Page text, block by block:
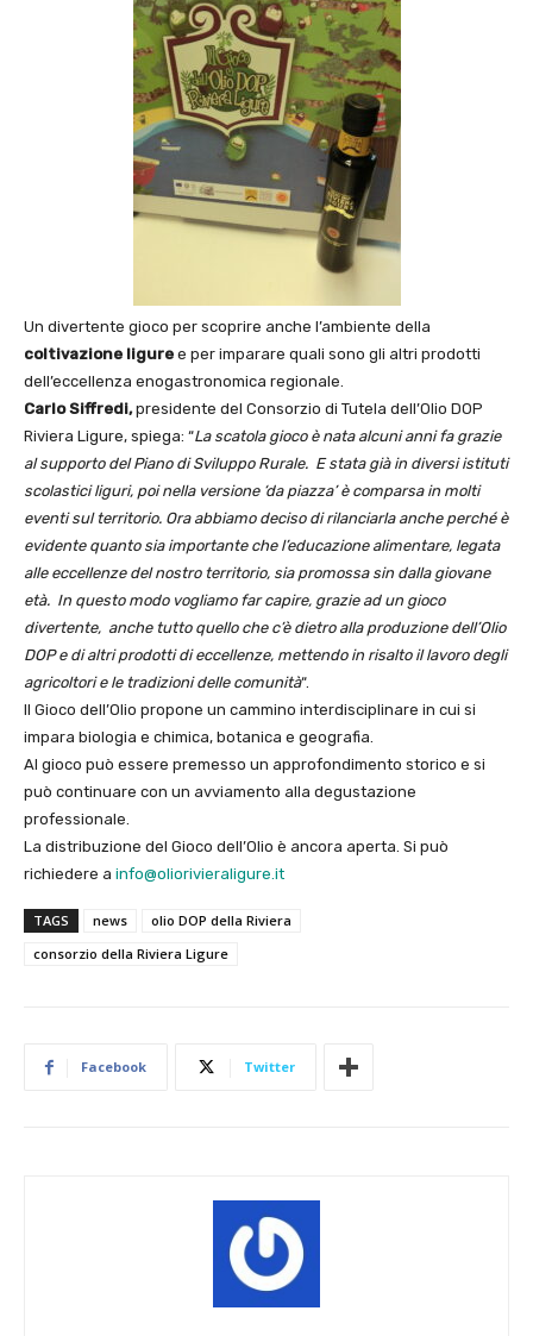
Un divertente gioco per scoprire anche l’ambiente della
coltivazione ligure e per imparare quali sono gli altri prodotti
dell’eccellenza enogastronomica regionale.
Carlo Siffredi,presidente del Consorzio di Tutela dell’Olio DOP
Riviera Ligure, spiega: “La scatola gioco è nata alcuni anni fa grazie
al supporto del Piano di Sviluppo Rurale. E stata già in diversi istituti
scolastici liguri, poi nella versione ‘da piazza’ è comparsa in molti
eventi sul territorio. Ora abbiamo deciso di rilanciarla anche perché è
evidente quanto sia importante che l’educazione alimentare, legata
alle eccellenze del nostro territorio, sia promossa sin dalla giovane
età. In questo modo vogliamo far capire, grazie ad un gioco
divertente, anche tutto quello che c’è dietro alla produzione dell’Olio
DOP e di altri prodotti di eccellenze, mettendo in risalto il lavoro degli
agricoltori e le tradizioni delle comunità“.
Il Gioco dell’Olio propone un cammino interdisciplinare in cui si
impara biologia e chimica, botanica e geografia.
Al gioco può essere premesso un approfondimento storico e si
può continuare con un avviamento alla degustazione
professionale.
La distribuzione del Gioco dell’Olio è ancora aperta. Si può
richiedere a info@oliorivieraligure.it
TAGS news
olio DOP della Riviera
consorzio della Riviera Ligure
Facebook Twitter